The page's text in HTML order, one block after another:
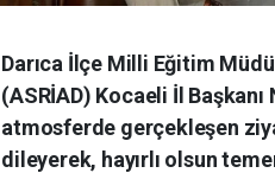
Darıca İlçe Milli Eğitim
(ASRİAD) Kocaeli İl Başkanı
atmosferde gerçekleşen
dileyerek, hayırlı olsun